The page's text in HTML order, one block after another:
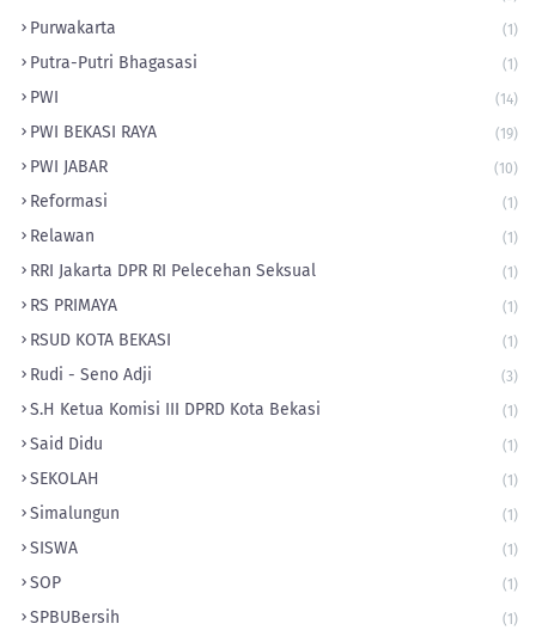
Purwakarta (1)
Putra-Putri Bhagasasi (1)
PWI (14)
PWI BEKASI RAYA (19)
PWI JABAR (10)
Reformasi (1)
Relawan (1)
RRI Jakarta DPR RI Pelecehan Seksual (1)
RS PRIMAYA (1)
RSUD KOTA BEKASI (1)
Rudi - Seno Adji (3)
S.H Ketua Komisi III DPRD Kota Bekasi (1)
Said Didu (1)
SEKOLAH (1)
Simalungun (1)
SISWA (1)
SOP (1)
‎SPBUBersih (1)